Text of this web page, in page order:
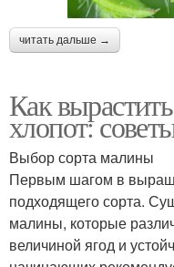
читать дальше →
Как
хлопот:
Выбор сорта малины
Первым шагом в
подходящего сорта.
малины, которые
величиной ягод и